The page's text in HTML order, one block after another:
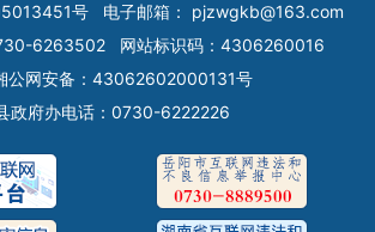
号 电子邮箱： pjzwgkb@163.com
6263502
网站标识码：4306260016
公网安备：43062602000131号
政府办电话：0730-6222226